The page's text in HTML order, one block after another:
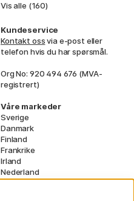
Vis alle (160)
Kundeservice
Kontakt ossvia e-post eller
telefon hvis du har spørsmål.
Org No: 920 494 676 (MVA-
registrert)
Våre markeder
Sverige
Danmark
Finland
Frankrike
Irland
Nederland
Tyskland